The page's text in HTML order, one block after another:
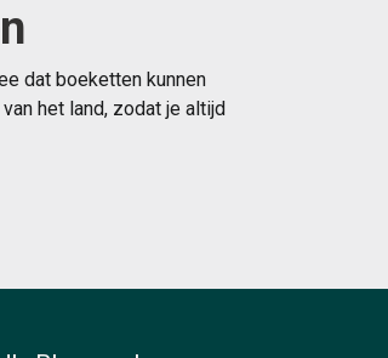
dat boeketten kunnen
het land, zodat je altijd